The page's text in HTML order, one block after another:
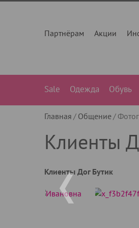
Партнёрам Акции
Sale Одежда Обувь
Главная Общение
Клиенты
Клиенты Дог Бутик